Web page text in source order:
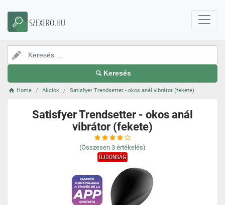
SZEXERO.HU
Keresés
Home Akciók Satisfyer Trendsetter - okos anál vibrátor (fekete)
Satisfyer Trendsetter - okos anál
vibrátor (fekete)
(Összesen 3 értékelés)
ÚJDONSÁG